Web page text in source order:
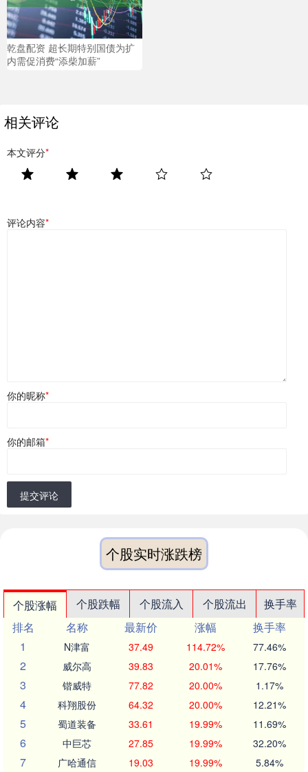
乾盘配资 超长期特别国债为扩
内需促消费“添柴加薪”
相关评论
本文评分*
评论内容*
你的昵称*
你的邮箱*
提交评论
个股实时涨跌榜
个股涨幅 个股跌幅 个股流入 个股流出
换手率
排名
名称 最新价 涨幅
换手率
1
N津富 37.49 114.72% 77.46%
2 威尔高 39.83 20.01% 17.76%
3 锴威特 77.82 20.00% 1.17%
4 科翔股份 64.32 20.00% 12.21%
5 蜀道装备 33.61 19.99% 11.69%
6 中巨芯 27.85 19.99% 32.20%
7 广哈通信 19.03 19.99% 5.84%